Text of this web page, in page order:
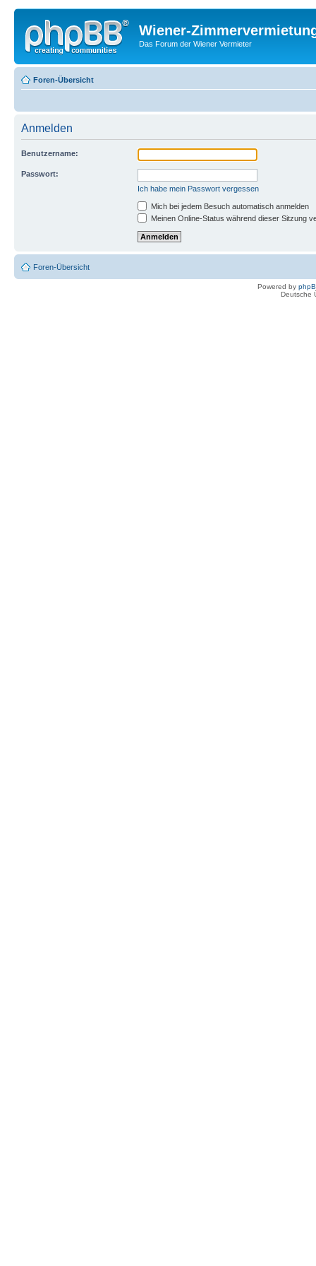
Wiener-
Das Forum der Wiener Vermieter
Foren-Übersicht
Anmelden
Benutzername:
Passwort:
Ich habe mein Passwort vergessen
Mich bei jedem Besuch automatisch anmelden
Meinen Online-Status während dieser Sitzung
Foren-Übersicht
Powered by
Deutsche